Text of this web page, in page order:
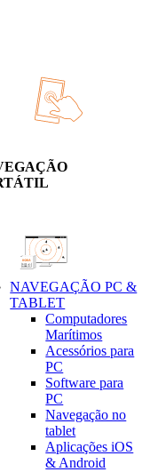
NAVEGAÇÃO PC &
TABLET
Computadores
Marítimos
Acessórios para
PC
Software para
PC
Navegação no
tablet
Aplicações iOS
& Android